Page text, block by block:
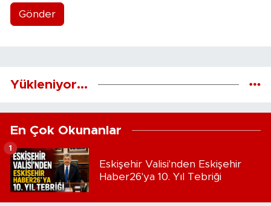
Gönder
Yükleniyor...
En Çok Okunanlar
Eskişehir Valisi'nden Eskişehir
Haber26'ya 10. Yıl Tebriği
1